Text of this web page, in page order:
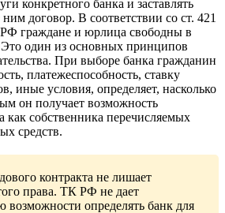
конкретного банка и заставлять
договор. В соответствии со ст. 421
РФ граждане и юрлица свободны в
один из основных принципов
При выборе банка гражданин
платежеспособность, ставку
иные условия, определяет, насколько
он получает возможность
как собственника перечисляемых
средств.
контракта не лишает
права. ТК РФ не дает
возможности определять банк для